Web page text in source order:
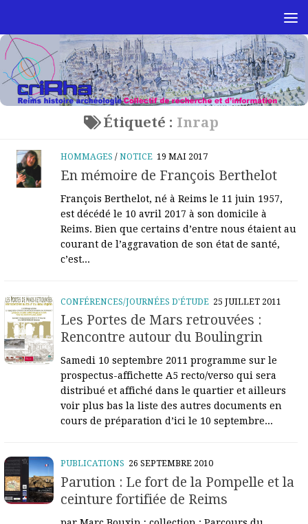
Étiqueté : Inrap
HOMMAGES /NOTICE 19 MAI 2017
En mémoire de François Berthelot
François Berthelot, né à Reims le 11 juin 1957,
est décédé le 10 avril 2017 à son domicile à
Reims. Bien que certains d’entre nous étaient au
courant de l’aggravation de son état de santé,
c’est...
CONFÉRENCES/JOURNÉES D'ÉTUDE 25 JUILLET 2011
Les Portes de Mars retrouvées :
Rencontre autour du Boulingrin
Samedi 10 septembre 2011 programme sur le
prospectus-affichette A5 recto/verso qui sera
distribué et affiché dans le quartier et ailleurs
voir plus bas la liste des autres documents en
cours de préparation d’ici le 10 septembre...
PUBLICATIONS 26 SEPTEMBRE 2010
Parution : Le fort de la Pompelle et la
ceinture fortifiée de Reims